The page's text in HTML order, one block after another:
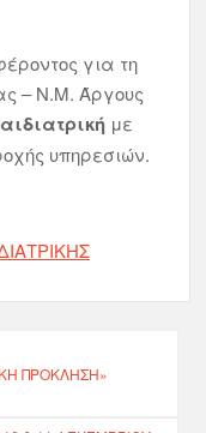
για τη
– Ν.Μ. Άργους
με
υπηρεσιών.
ΠΡΌΚΛΗΣΗ»